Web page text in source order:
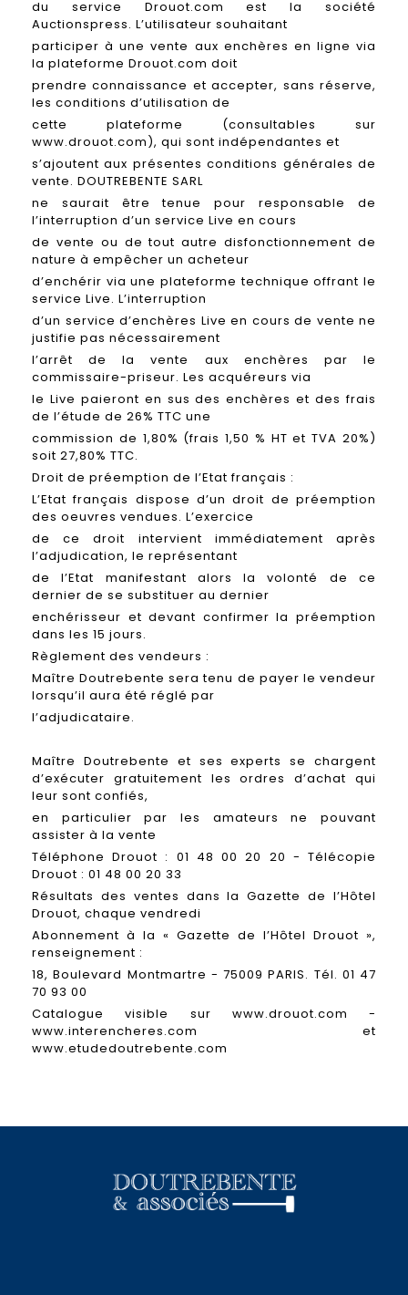
du service Drouot.com est la société
Auctionspress. L’utilisateur souhaitant
participer à une vente aux enchères en ligne via
la plateforme Drouot.com doit
prendre connaissance et accepter, sans réserve,
les conditions d’utilisation de
cette plateforme (consultables sur
www.drouot.com), qui sont indépendantes et
s’ajoutent aux présentes conditions générales de
vente. DOUTREBENTE SARL
ne saurait être tenue pour responsable de
l’interruption d’un service Live en cours
de vente ou de tout autre disfonctionnement de
nature à empêcher un acheteur
d’enchérir via une plateforme technique offrant le
service Live. L’interruption
d’un service d’enchères Live en cours de vente ne
justifie pas nécessairement
l’arrêt de la vente aux enchères par le
commissaire-priseur. Les acquéreurs via
le Live paieront en sus des enchères et des frais
de l’étude de 26% TTC une
commission de 1,80% (frais 1,50 % HT et TVA 20%)
soit 27,80% TTC.
Droit de préemption de l’Etat français :
L’Etat français dispose d’un droit de préemption
des oeuvres vendues. L’exercice
de ce droit intervient immédiatement après
l’adjudication, le représentant
de l’Etat manifestant alors la volonté de ce
dernier de se substituer au dernier
enchérisseur et devant confirmer la préemption
dans les 15 jours.
Règlement des vendeurs :
Maître Doutrebente sera tenu de payer le vendeur
lorsqu’il aura été réglé par
l’adjudicataire.
Maître Doutrebente et ses experts se chargent
d’exécuter gratuitement les ordres d’achat qui
leur sont confiés,
en particulier par les amateurs ne pouvant
assister à la vente
Téléphone Drouot : 01 48 00 20 20 - Télécopie
Drouot : 01 48 00 20 33
Résultats des ventes dans la Gazette de l’Hôtel
Drouot, chaque vendredi
Abonnement à la « Gazette de l’Hôtel Drouot »,
renseignement :
18, Boulevard Montmartre - 75009 PARIS. Tél. 01 47
70 93 00
Catalogue visible sur www.drouot.com -
www.interencheres.com et
www.etudedoutrebente.com